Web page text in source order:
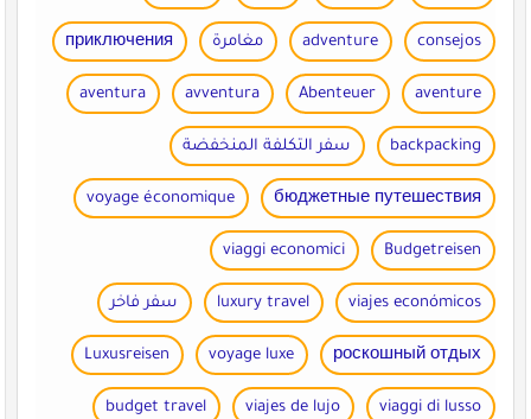
consejos
adventure مغامرة приключения
aventure
Abenteuer
avventura
aventura
backpacking سفر التكلفة المنخفضة
бюджетные путешествия
voyage économique
Budgetreisen
viaggi economici
viajes económicos
luxury travel سفر فاخر
роскошный отдых
voyage luxe
Luxusreisen
viaggi di lusso
viajes de lujo
budget travel